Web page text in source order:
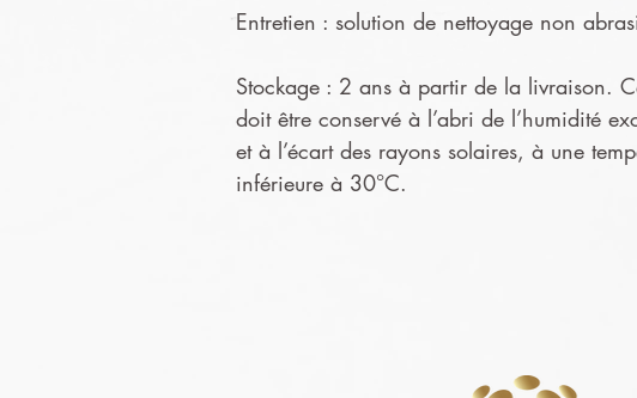
Entretien : solution de nettoyage non
Stockage : 2 ans à partir de la livraison.
doit être conservé à l’abri de l’humidité
et à l’écart des rayons solaires, à une
inférieure à 30°C.